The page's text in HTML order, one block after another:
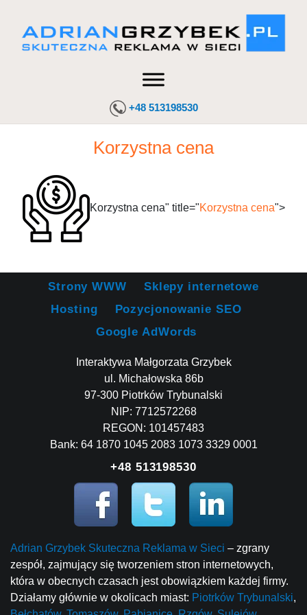
+48 513198530
Korzystna cena
Korzystna cena" title="Korzystna cena">
Strony WWW
Sklepy internetowe
Hosting
Pozycjonowanie SEO
Google AdWords
Interaktywa Małgorzata Grzybek
ul. Michałowska 86b
97-300 Piotrków Trybunalski
NIP: 7712572268
REGON: 101457483
Bank: 64 1870 1045 2083 1073 3329 0001
+48 513198530
Adrian Grzybek Skuteczna Reklama w Sieci – zgrany
zespół, zajmujący się tworzeniem stron internetowych,
która w obecnych czasach jest obowiązkiem każdej firmy.
Działamy głównie w okolicach miast: Piotrków Trybunalski,